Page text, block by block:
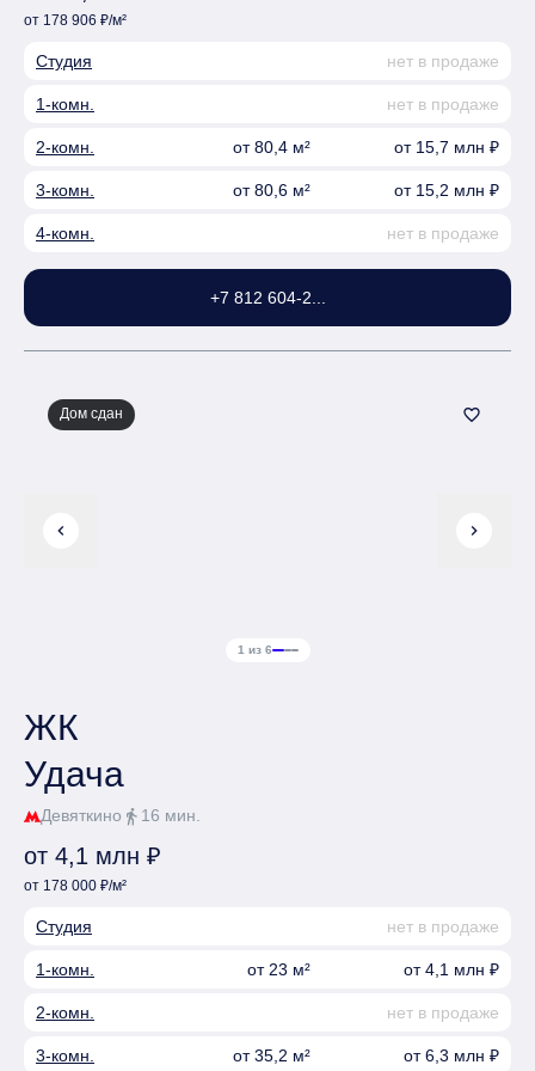
от 178 906 ₽/м²
Студия нет в продаже
1-комн. нет в продаже
2-комн. от 80,4 м² от 15,7 млн ₽
3-комн. от 80,6 м² от 15,2 млн ₽
4-комн. нет в продаже
+7 812 604-2...
chevron_left chevron_right
1 из 6
Дом сдан favorite_border
ЖК
Удача
Девяткино directions_walk 16 мин.
от 4,1 млн ₽
от 178 000 ₽/м²
Студия нет в продаже
1-комн. от 23 м² от 4,1 млн ₽
2-комн. нет в продаже
3-комн. от 35,2 м² от 6,3 млн ₽